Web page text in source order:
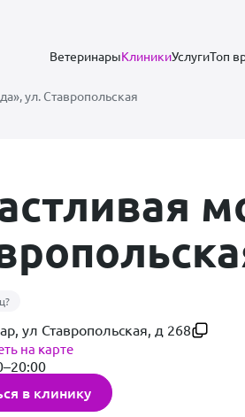
ВетеринарыКлиникиУслугиТоп
ул. Ставропольская
ул Ставропольская, д 268
на карте
в клинику